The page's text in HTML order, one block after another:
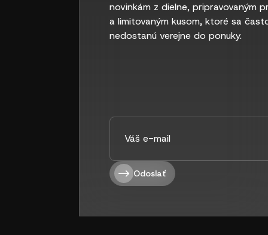
novinkám z dielne, pripravovaným
a limitovaným kusom, ktoré sa
nedostanú verejne do ponuky.
Odoslať